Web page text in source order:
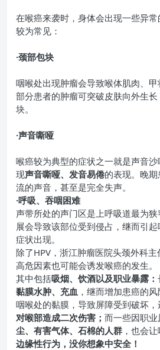
在喉癌来袭时，身体会出现一些异
较为常见：
·颈部包块
咽喉处出现肿瘤会导致喉体肌肉、甲
部分患者的肿瘤可突破皮肤向外生
块。
·声音嘶哑
喉癌较为典型的症状之一就是声音
现声音嘶哑、发音易倦的表现。晚
流的声音，甚至是完全失声。
·呼吸、吞咽困难
声带所处的声门区是上呼吸道最为
展会导致该部位受到侵占，继而引
症状出现。
除了HPV，浙江肿瘤医院头颈外科
高危因素也可能会诱发喉癌的发生。
其中包括吸烟、饮酒以及职业暴露：
黏膜水肿、充血 ，继而增加患癌的
咽喉处的黏膜，导致屏障受到破坏
对喉部造成二次伤害； 而一些因职
尘、有害气体、石棉的人群 ，也会
边缘性行为，没你想象中安全！